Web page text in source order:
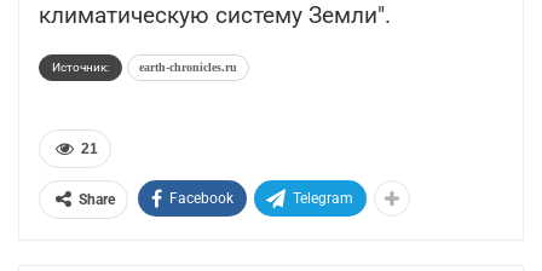
климатическую систему Земли".
Источник: earth-chronicles.ru
21
Share Facebook Telegram